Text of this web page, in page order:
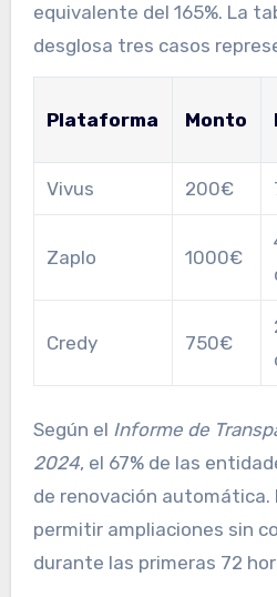
equivalente del 165%. La
desglosa tres casos
Plataforma Monto
Vivus 200€
Zaplo 1000€
Credy 750€
Según el Informe de
2024, el 67% de las
de renovación automática.
permitir ampliaciones sin
durante las primeras 72